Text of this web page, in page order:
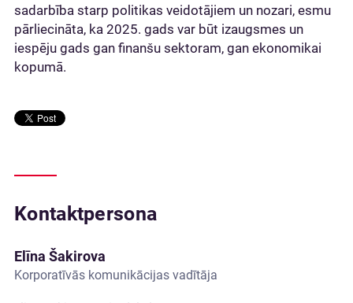
sadarbība starp politikas veidotājiem un nozari, esmu
pārliecināta, ka 2025. gads var būt izaugsmes un
iespēju gads gan finanšu sektoram, gan ekonomikai
kopumā.
Kontaktpersona
Elīna Šakirova
Korporatīvās komunikācijas vadītāja